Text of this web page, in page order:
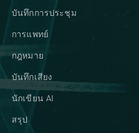
บันทึกการประชุม
การแพทย์
กฎหมาย
บันทึกเสียง
นักเขียน AI
สรุป